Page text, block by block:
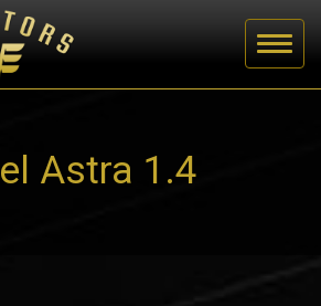
Astra 1.4